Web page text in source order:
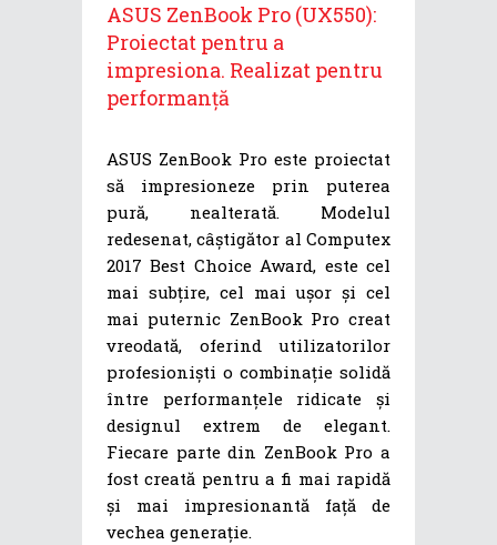
ASUS ZenBook Pro (UX550):
Proiectat pentru a
impresiona. Realizat pentru
performanță
ASUS ZenBook Pro este proiectat
să impresioneze prin puterea
pură, nealterată. Modelul
redesenat, câștigător al Computex
2017 Best Choice Award, este cel
mai subțire, cel mai ușor și cel
mai puternic ZenBook Pro creat
vreodată, oferind utilizatorilor
profesioniști o combinație solidă
între performanțele ridicate și
designul extrem de elegant.
Fiecare parte din ZenBook Pro a
fost creată pentru a fi mai rapidă
și mai impresionantă față de
vechea generație.